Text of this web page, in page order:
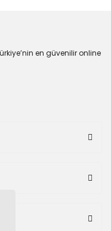
en güvenilir online